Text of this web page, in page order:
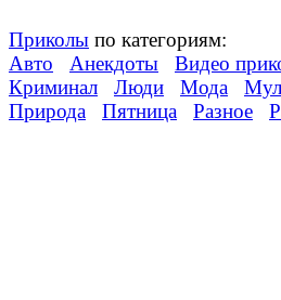
Приколы по категориям:
Авто
Анекдоты Видео
Криминал
Люди Мода
Природа
Пятница Разное